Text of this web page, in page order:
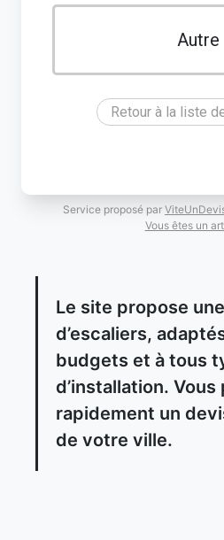
Autre
Retour à la liste
Service proposé par
Vous êtes un
Le site propose
d’escaliers,
budgets et à tous
d’installation.
rapidement un
de votre ville.